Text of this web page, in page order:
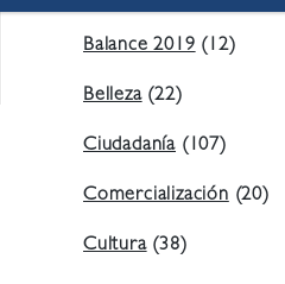
Balance 2019(12)
Belleza(22)
Ciudadanía (107)
Comercialización(20)
Cultura(38)